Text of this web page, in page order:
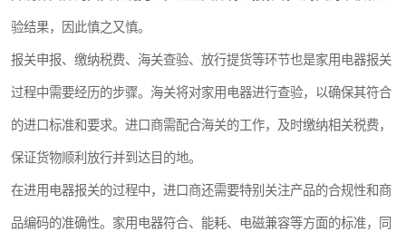
验结果，因此慎之又慎。
报关申报、缴纳税费、海关查验、放行提货等环节也是家用电器报关
过程中需要经历的步骤。海关将对家用电器进行查验，以确保其符合
的进口标准和要求。进口商需配合海关的工作，及时缴纳相关税费，
保证货物顺利放行并到达目的地。
在进用电器报关的过程中，进口商还需要特别关注产品的合规性和商
品编码的准确性。家用电器符合、能耗、电磁兼容等方面的标准，同